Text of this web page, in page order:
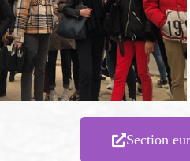
Section